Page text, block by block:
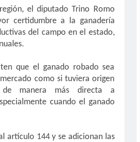
el diputado Trino Romo
certidumbre a la ganadería
del campo en el estado,
.
que el ganado robado sea
como si tuviera origen
manera más directa a
cuando el ganado
artículo 144 y se adicionan las